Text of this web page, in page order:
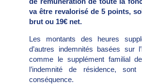
va être revalorisé de 5 points,
brut ou 19€ net.
Les montants des heures
d’autres indemnités basées sur
comme le supplément familial
l’indemnité de résidence, sont
conséquence.